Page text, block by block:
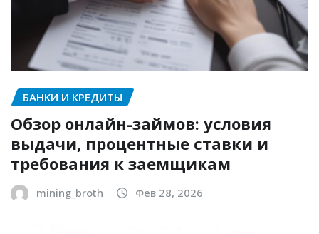
БАНКИ И КРЕДИТЫ
Обзор онлайн-займов: условия
выдачи, процентные ставки и
требования к заемщикам
mining_broth Фев 28, 2026